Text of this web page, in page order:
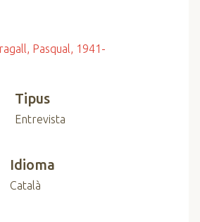
Pasqual, 1941-
Tipus
Entrevista
Idioma
Català